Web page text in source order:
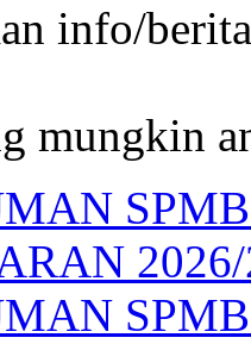
info/
mungkin